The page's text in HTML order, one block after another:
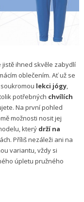
ihned skvěle zabydlí
oblečením. Ať už se
lekci jógy,
potřebných chvílích
Na první pohled
možnosti nosit jej
který drží na
Příliš nezáleži ani na
variantu, vždy si
úpletu pružného